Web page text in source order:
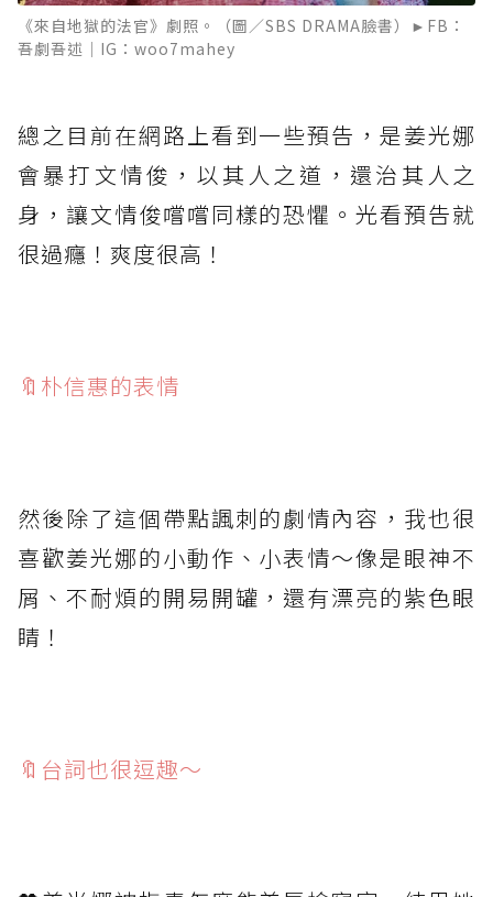
《來自地獄的法官》劇照。（圖／SBS DRAMA臉書）►FB：
吾劇吾述｜IG：woo7mahey
總之目前在網路上看到一些預告，是姜光娜
會暴打文情俊，以其人之道，還治其人之
身，讓文情俊嚐嚐同樣的恐懼。光看預告就
很過癮！爽度很高！
🔖朴信惠的表情
然後除了這個帶點諷刺的劇情內容，我也很
喜歡姜光娜的小動作、小表情～像是眼神不
屑、不耐煩的開易開罐，還有漂亮的紫色眼
睛！
🔖台詞也很逗趣～